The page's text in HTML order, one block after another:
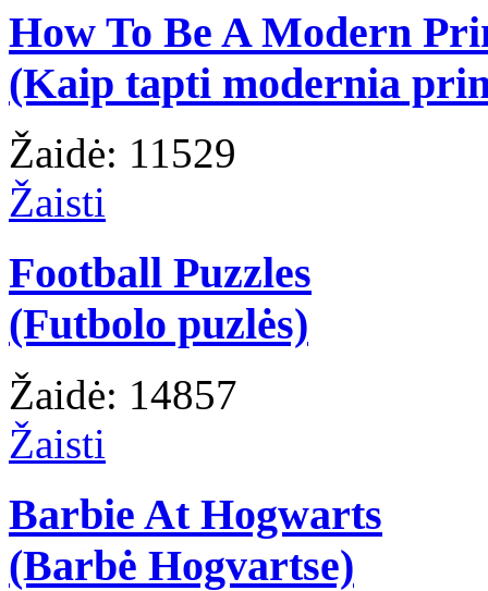
How To Be A Modern
(Kaip tapti modernia
Žaidė: 11529
Žaisti
Football Puzzles
(Futbolo puzlės)
Žaidė: 14857
Žaisti
Barbie At Hogwarts
(Barbė Hogvartse)